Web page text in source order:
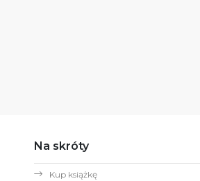
Na skróty
Kup książkę